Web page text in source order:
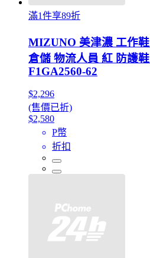
滿1件享89折
MIZUNO 美津濃 工作
倉儲 物流人員 紅 防護
F1GA2560-62
$2,296
(售價已折)
$2,580
P幣
折扣